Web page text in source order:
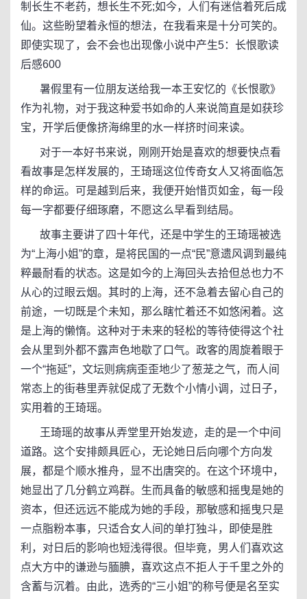
制长生不老药，想长生不死;如今，人们有迷信着死后成
仙。这些盼望着永恒的想法，在我看来是十分可笑的。
即使实现了，会不会也出现像小说中产生5：长恨歌读
后感600
暑假里有一位朋友送给我一本王安忆的《长恨歌》
作为礼物，对于我这种爱书如命的人来说简直是如获珍
宝，开学后便像挤海绵里的水一样挤时间来读。
对于一本好书来说，刚刚开始是喜欢的想要快点看
看故事是怎样发展的，王琦瑶这位传奇女人又将面临怎
样的命运。可是越到后来，我便开始惜页如金，每一段
每一字都要仔细琢磨，不愿这么早看到结局。
故事主要讲了四十年代，还是中学生的王琦瑶被选
为“上海小姐”的章，是将民国的一点“民”意遗风调到最纯
粹最耐看的状态。这是如今的上海回头去拾但总也力不
从心的过眼云烟。其时的上海，还不急着去留心自己的
前途，一切既是个未知，那么瞎忙着还不如悠闲着。这
是上海的懒惰。这种对于未来的轻松的等待使得这个社
会从里到外都不露声色地歇了口气。政客的周旋着眼于
一个“拖延”，文坛则病病歪歪地少了葱茏之气，而人间
常态上的街巷里弄就促成了无数个小情小调，过日子，
实用着的王琦瑶。
王琦瑶的故事从弄堂里开始发迹，走的是一个中间
道路。这个安排颇具匠心，无论她日后向哪个方向发
展，都是个顺水推舟，显不出唐突的。在这个环境中，
她显出了几分鹤立鸡群。生而具备的敏感和摇曳是她的
资本，但还远远不能成为她的手段，那敏感和摇曳只是
一点脂粉本事，只适合女人间的单打独斗，即使是胜
利，对日后的影响也短浅得很。但毕竟，男人们喜欢这
点大方中的谦逊与腼腆，喜欢这点不拒人于千里之外的
含蓄与沉着。由此，选秀的“三小姐”的称号便是名至实